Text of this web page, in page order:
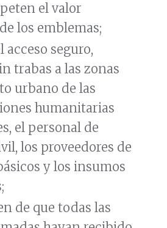
el valor
los emblemas;
seguro,
trabas a las zonas
urbano de las
humanitarias
el personal de
los proveedores de
y los insumos
de que todas las